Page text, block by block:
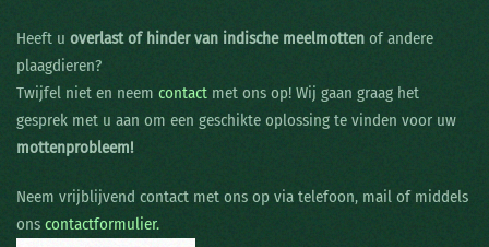
Heeft u overlast of hinder van indische meelmotten of andere
plaagdieren?
Twijfel niet en neem contact met ons op! Wij gaan graag het
gesprek met u aan om een geschikte oplossing te vinden voor uw
mottenprobleem!
Neem vrijblijvend contact met ons op via telefoon, mail of middels
ons contactformulier.